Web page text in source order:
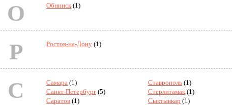
О Обнинск (1)
Р Ростов-на-Дону (1)
С Самара (1)
Санкт-Петербург (5)
Саратов (1)
Ставрополь (1)
Стерлитамак (1)
Сыктывкар (1)